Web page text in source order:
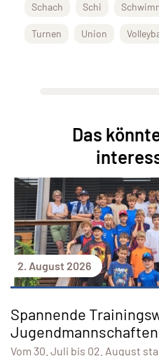
Schach Schi
Turnen Union
Das
2. August 2026
Spannende
Vom 30. Juli bis 02. August